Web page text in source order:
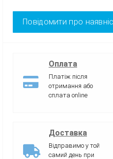
Повідомити про
Оплата
Платіж після
отримання або
сплата online
Доставка
Відправимо у той
самий день при